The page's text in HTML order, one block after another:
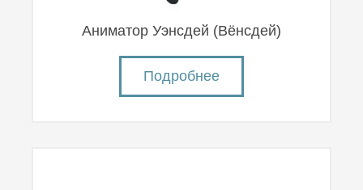
Аниматор Уэнсдей (Вëнсдей)
Подробнее